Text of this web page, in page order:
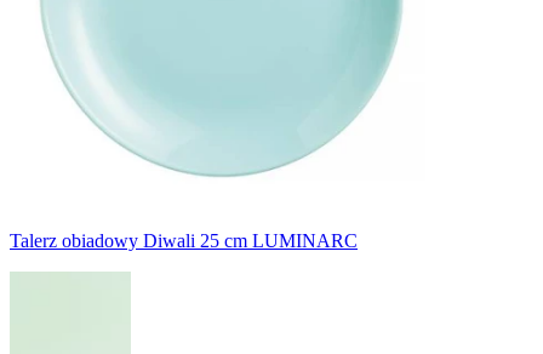
Talerz obiadowy Diwali 25 cm LUMINARC